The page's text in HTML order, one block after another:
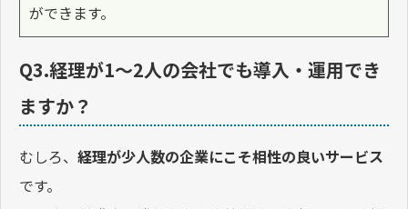
ができます。
Q3.経理が1〜2人の会社でも導入・運用でき
ますか？
むしろ、 経理が少人数の企業にこそ相性の良いサービス
です。